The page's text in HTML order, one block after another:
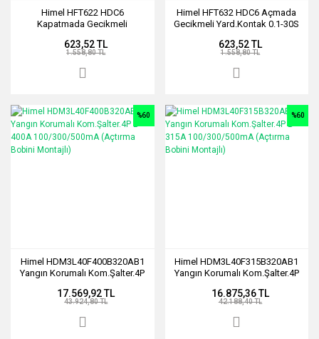
Himel HFT622 HDC6
Kapatmada Gecikmeli
623,52 TL
1.558,80 TL
Himel HFT632 HDC6 Açmada
Gecikmeli Yard.Kontak 0.1-30S
623,52 TL
1.558,80 TL
Himel HDM3L40F400B320AB1
Yangın Korumalı Kom.Şalter.4P
(Açtırma Bobini Montajlı)
%60
17.569,92 TL
43.924,80 TL
Himel HDM3L40F315B320AB1
Yangın Korumalı Kom.Şalter.4P
(Açtırma Bobini Montajlı)
%60
16.875,36 TL
42.188,40 TL